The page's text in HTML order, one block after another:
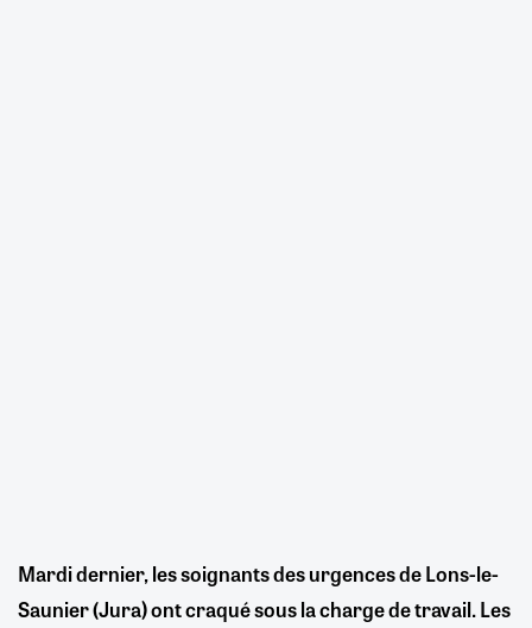
Mardi dernier, les soignants des urgences de Lons-le-
Saunier (Jura) ont craqué sous la charge de travail. Les